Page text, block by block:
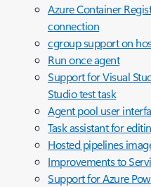
Azure Container
connection
cgroup support on
Run once agent
Support for Visual
Studio test task
Agent pool user
Task assistant for
Hosted pipelines
Improvements to
Support for Azure